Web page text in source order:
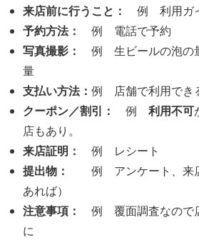
来店前に行うこと：
例 利用ガ
予約方法： 例 電話で予約
写真撮影：
例 生ビールの泡の
量
支払い方法： 例 店舗で利用でき
クーポン／割引： 例 利用不可
店もあり。
来店証明： 例 レシート
提出物：
例 アンケート、来店
あれば）
注意事項：
例 覆面調査なので
に